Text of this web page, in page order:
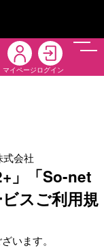
マイページ ログイン
メニ
式会社
」「So-net
スご利用規
います。